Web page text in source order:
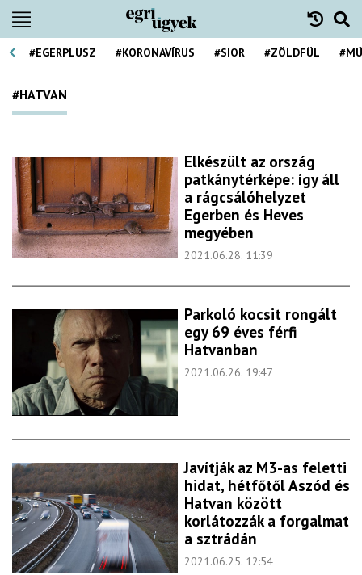
#EGERPLUSZ #KORONAVÍRUS #SIOR #ZÖLDFÜL
#HATVAN
Elkészült az ország
patkánytérképe: így áll
a rágcsálóhelyzet
Egerben és Heves
megyében
2021.06.28. 11:39
Parkoló kocsit rongált
egy 69 éves férfi
Hatvanban
2021.06.26. 19:47
Javítják az M3-as feletti
hidat, hétfőtől Aszód és
Hatvan között
korlátozzák a forgalmat
a sztrádán
2021.06.25. 12:54